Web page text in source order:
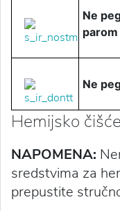
Ne
parom
Ne
Hemijsko
NAPOMENA:
sredstvima za
prepustite